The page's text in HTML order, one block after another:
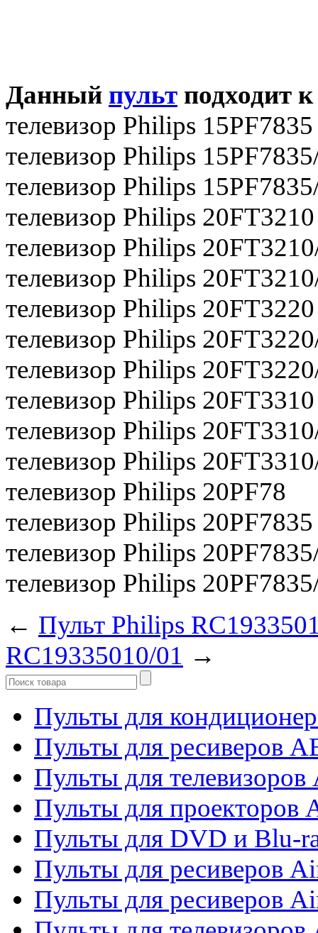
Данный пульт подходит
телевизор Philips 15PF7835
телевизор Philips
телевизор Philips
телевизор Philips 20FT3210
телевизор Philips
телевизор Philips
телевизор Philips 20FT3220
телевизор Philips
телевизор Philips
телевизор Philips 20FT3310
телевизор Philips
телевизор Philips
телевизор Philips 20PF78
телевизор Philips 20PF7835
телевизор Philips
телевизор Philips
← Пульт Philips
RC19335010/01 →
Пульты для
Пульты для ресиверов
Пульты для телевизоров
Пульты для проекторов
Пульты для DVD и Blu-
Пульты для ресиверов
Пульты для ресиверов